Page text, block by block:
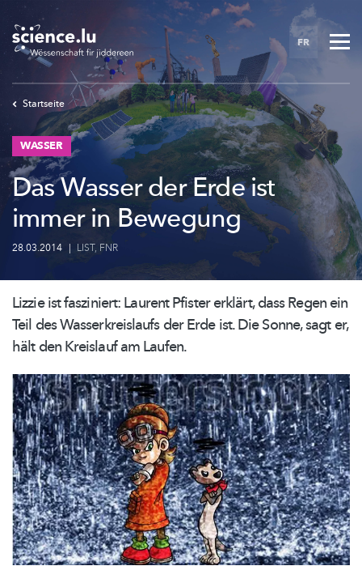
to
main
content
FR
Startseite
WASSER
Das Wasser der Erde ist
immer in Bewegung
28.03.2014 | LIST, FNR
Lizzie ist fasziniert: Laurent Pfister erklärt, dass Regen ein
Teil desWasserkreislaufsder Erde ist. Die Sonne, sagt er,
hält den Kreislauf am Laufen.